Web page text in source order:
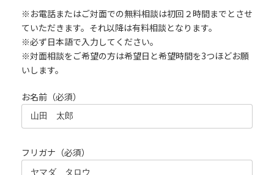
※お電話またはご対面での無料相談は初回２時間までとさせ
ていただきます。それ以降は有料相談となります。
※必ず日本語で入力してください。
※対面相談をご希望の方は希望日と希望時間を3つほどお願
いします。
お名前（必須）
フリガナ（必須）